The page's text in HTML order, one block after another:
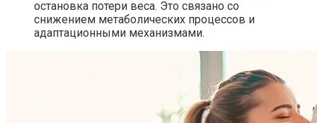
остановка потери веса. Это связано со
снижением метаболических процессов и
адаптационными механизмами.